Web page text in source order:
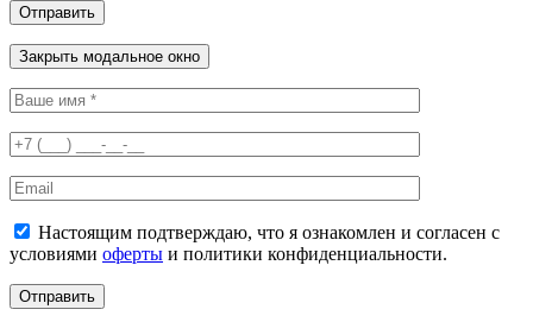
Закрыть модальное окно
Настоящим подтверждаю, что я ознакомлен и согласен с
условиями оферты и политики конфиденциальности.